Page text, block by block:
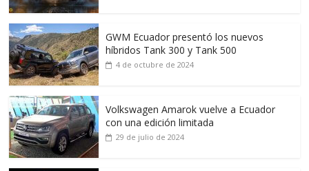
GWM Ecuador presentó los nuevos
híbridos Tank 300 y Tank 500
4 de octubre de 2024
Volkswagen Amarok vuelve a Ecuador
con una edición limitada
29 de julio de 2024